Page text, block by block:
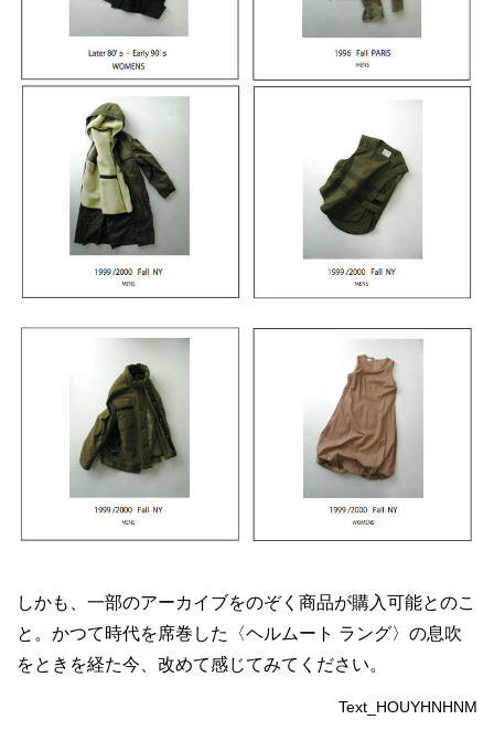
しかも、一部のアーカイブをのぞく商品が購入可能とのこ
と。かつて時代を席巻した〈ヘルムート ラング〉の息吹
をときを経た今、改めて感じてみてください。
Text_HOUYHNHNM